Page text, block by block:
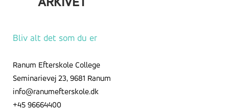
ARKIVET
Bliv alt det som du er
Ranum Efterskole College
Seminarievej 23, 9681 Ranum
info@ranumefterskole.dk
+45 96664400